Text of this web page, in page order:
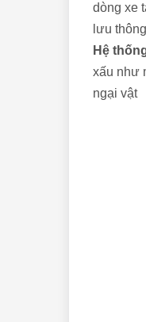
dòng xe
lưu thông
Hệ
xấu như
ngại vật